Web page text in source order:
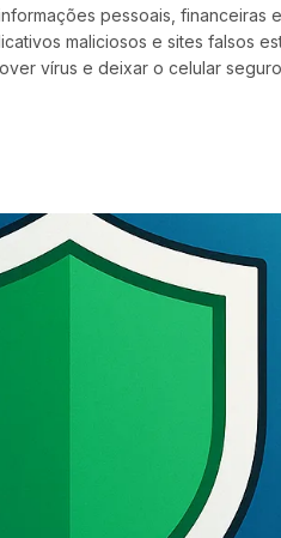
pessoais, financeiras e
maliciosos e sites falsos
vírus e deixar o celular